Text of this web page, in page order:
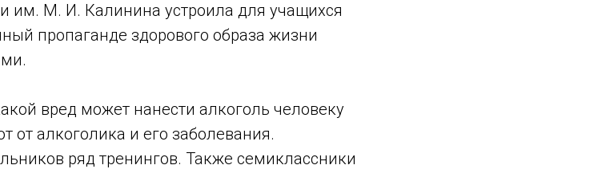
им. М. И. Калинина устроила для учащихся
пропаганде здорового образа жизни
вред может нанести алкоголь человеку
от алкоголика и его заболевания.
ряд тренингов. Также семиклассники